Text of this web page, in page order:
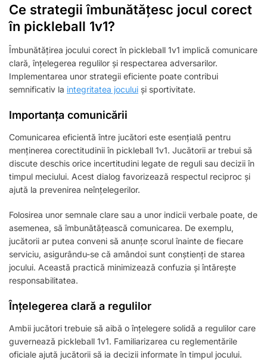
Ce strategii îmbunătățesc jocul corect
în pickleball 1v1?
Îmbunătățirea jocului corect în pickleball 1v1 implică comunicare
clară, înțelegerea regulilor și respectarea adversarilor.
Implementarea unor strategii eficiente poate contribui
semnificativ la integritatea jocului și sportivitate.
Importanța comunicării
Comunicarea eficientă între jucători este esențială pentru
menținerea corectitudinii în pickleball 1v1. Jucătorii ar trebui să
discute deschis orice incertitudini legate de reguli sau decizii în
timpul meciului. Acest dialog favorizează respectul reciproc și
ajută la prevenirea neînțelegerilor.
Folosirea unor semnale clare sau a unor indicii verbale poate, de
asemenea, să îmbunătățească comunicarea. De exemplu,
jucătorii ar putea conveni să anunțe scorul înainte de fiecare
serviciu, asigurându-se că amândoi sunt conștienți de starea
jocului. Această practică minimizează confuzia și întărește
responsabilitatea.
Înțelegerea clară a regulilor
Ambii jucători trebuie să aibă o înțelegere solidă a regulilor care
guvernează pickleball 1v1. Familiarizarea cu reglementările
oficiale ajută jucătorii să ia decizii informate în timpul jocului.